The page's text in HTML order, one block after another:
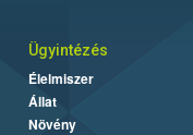
Ügyintézés
Élelmiszer
Állat
Növény